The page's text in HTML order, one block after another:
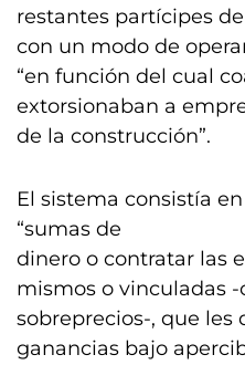
restantes partícipes
con un modo de
“en función del cual
extorsionaban a
de la construcción”.
El sistema consistía
“sumas de
dinero o contratar las
mismos o vinculadas -
sobreprecios-, que
ganancias bajo